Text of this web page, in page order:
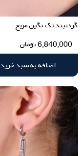
گردنبند تک نگین مربع
6,840,000تومان
اضافه به سبد خرید